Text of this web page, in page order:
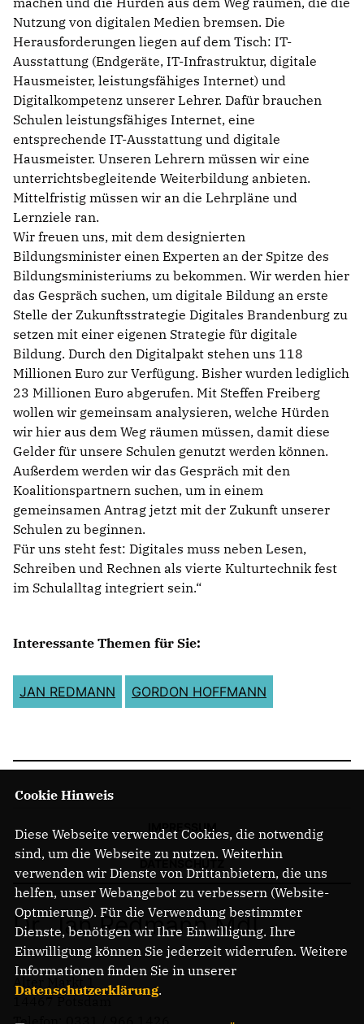
Nutzung von digitalen Medien bremsen. Die
Herausforderungen liegen auf dem Tisch: IT-
Ausstattung (Endgeräte, IT-Infrastruktur, digitale
Hausmeister, leistungsfähiges Internet) und
Digitalkompetenz unserer Lehrer. Dafür brauchen
Schulen leistungsfähiges Internet, eine
entsprechende IT-Ausstattung und digitale
Hausmeister. Unseren Lehrern müssen wir eine
unterrichtsbegleitende Weiterbildung anbieten.
Mittelfristig müssen wir an die Lehrpläne und
Lernziele ran.
Wir freuen uns, mit dem designierten
Bildungsminister einen Experten an der Spitze des
Bildungsministeriums zu bekommen. Wir werden hier
das Gespräch suchen, um digitale Bildung an erste
Stelle der Zukunftsstrategie Digitales Brandenburg zu
setzen mit einer eigenen Strategie für digitale
Bildung. Durch den Digitalpakt stehen uns 118
Millionen Euro zur Verfügung. Bisher wurden lediglich
23 Millionen Euro abgerufen. Mit Steffen Freiberg
wollen wir gemeinsam analysieren, welche Hürden
wir hier aus dem Weg räumen müssen, damit diese
Gelder für unsere Schulen genutzt werden können.
Außerdem werden wir das Gespräch mit den
Koalitionspartnern suchen, um in einem
gemeinsamen Antrag jetzt mit der Zukunft unserer
Schulen zu beginnen.
Für uns steht fest: Digitales muss neben Lesen,
Schreiben und Rechnen als vierte Kulturtechnik fest
im Schulalltag integriert sein.“
Interessante Themen für Sie:
JAN REDMANN GORDON HOFFMANN
IMPRESSUM
Dr. Jan Redmann MdL
Alter Markt 1
Telefon: 0331 / 966 1426
Cookie Hinweis
Diese Webseite verwendet Cookies, die notwendig
sind, um die Webseite zu nutzen. Weiterhin
verwenden wir Dienste von Drittanbietern, die uns
helfen, unser Webangebot zu verbessern (Website-
Optmierung). Für die Verwendung bestimmter
Dienste, benötigen wir Ihre Einwilligung. Ihre
Einwilligung können Sie jederzeit widerrufen. Weitere
Informationen finden Sie in unserer
Datenschutzerklärung.